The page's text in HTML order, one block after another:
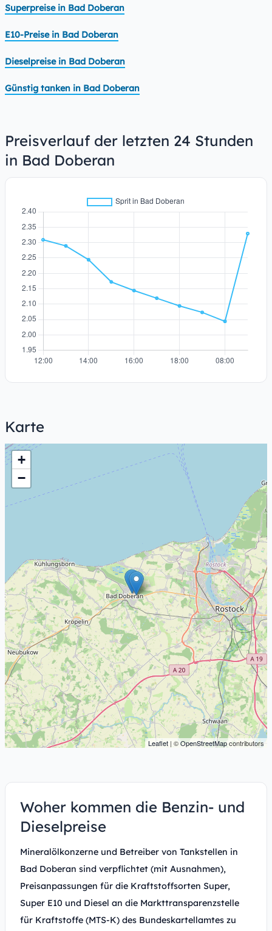
Superpreise in Bad Doberan
E10-Preise in Bad Doberan
Dieselpreise in Bad Doberan
Günstig tanken in Bad Doberan
Preisverlauf der letzten 24 Stunden
in Bad Doberan
Karte
+
−
Leaflet | ©OpenStreetMapcontributors
Woher kommen die Benzin- und
Dieselpreise
Mineralölkonzerne und Betreiber von Tankstellen in
Bad Doberan sind verpflichtet (mit Ausnahmen),
Preisanpassungen für die Kraftstoffsorten Super,
Super E10 und Diesel an die Markttransparenzstelle
für Kraftstoffe (MTS-K) des Bundeskartellamtes zu